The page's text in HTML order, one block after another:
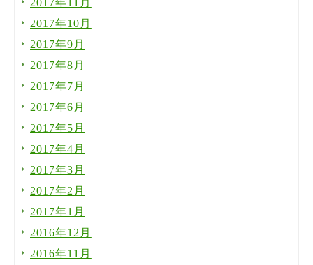
2017年11月
2017年10月
2017年9月
2017年8月
2017年7月
2017年6月
2017年5月
2017年4月
2017年3月
2017年2月
2017年1月
2016年12月
2016年11月